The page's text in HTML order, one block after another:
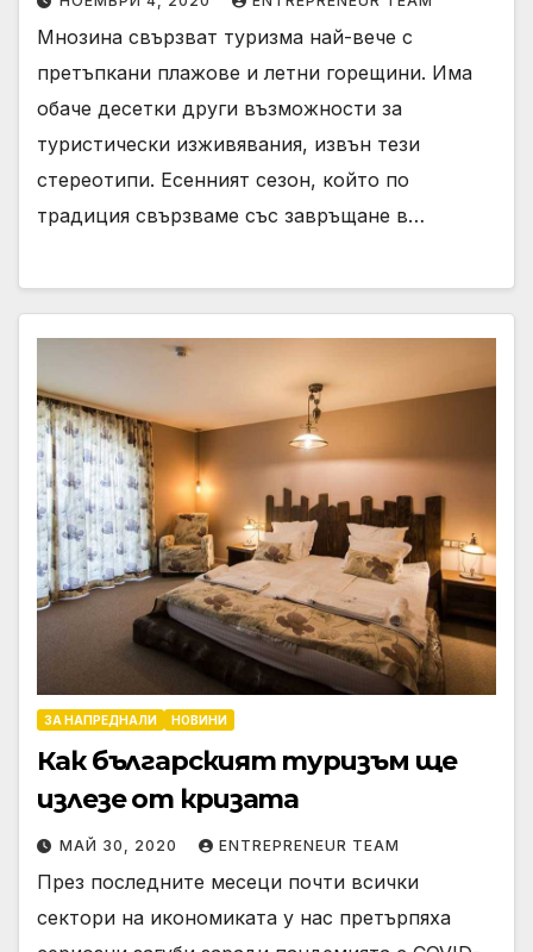
Мнозина свързват туризма най-вече с
претъпкани плажове и летни горещини. Има
обаче десетки други възможности за
туристически изживявания, извън тези
стереотипи. Есенният сезон, който по
традиция свързваме със завръщане в…
ЗА НАПРЕДНАЛИ НОВИНИ
Как българският туризъм ще
излезе от кризата
МАЙ 30, 2020 ENTREPRENEUR TEAM
През последните месеци почти всички
сектори на икономиката у нас претърпяха